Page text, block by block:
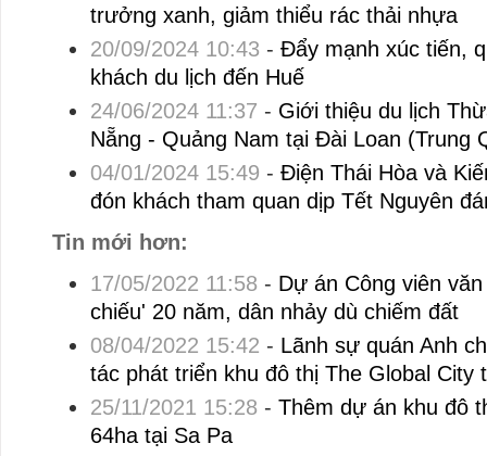
trưởng xanh, giảm thiểu rác thải nhựa
20/09/2024 10:43 - Đẩy mạnh xúc tiến,
khách du lịch đến Huế
24/06/2024 11:37 - Giới thiệu du lịch
Nẵng - Quảng Nam tại Đài Loan (Trung
04/01/2024 15:49 - Điện Thái Hòa và
đón khách tham quan dịp Tết Nguyên
Tin mới hơn:
17/05/2022 11:58 - Dự án Công viên
chiếu' 20 năm, dân nhảy dù chiếm đất
08/04/2022 15:42 - Lãnh sự quán Anh
tác phát triển khu đô thị The Global City
25/11/2021 15:28 - Thêm dự án khu đô
64ha tại Sa Pa